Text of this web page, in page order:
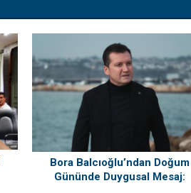
Bora Balcıoğlu’ndan Doğum
Gününde Duygusal Mesaj: